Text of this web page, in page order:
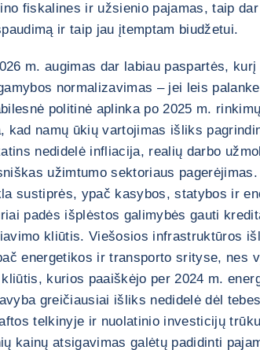
fiskalines ir užsienio pajamas, taip
ir taip jau įtemptam biudžetui.
m. augimas dar labiau paspartės,
normalizavimas – jei leis
politinė aplinka po 2025 m.
kad namų ūkių vartojimas išliks
nedidelė infliacija, realių darbo
užimtumo sektoriaus
sustiprės, ypač kasybos, statybos ir
padės išplėstos galimybės gauti
kliūtis. Viešosios infrastruktūros
energetikos ir transporto srityse, nes
kurios paaiškėjo per 2024 m.
greičiausiai išliks nedidelė dėl
telkinyje ir nuolatinio investicijų
kainų atsigavimas galėtų padidinti